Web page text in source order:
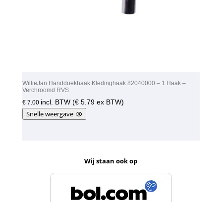
WillieJan Handdoekhaak Kledinghaak 82040000 – 1 Haak –
Verchroomd RVS
€7.00 incl. BTW (€5.79ex BTW)
Snelle weergave
Wij staan ook op